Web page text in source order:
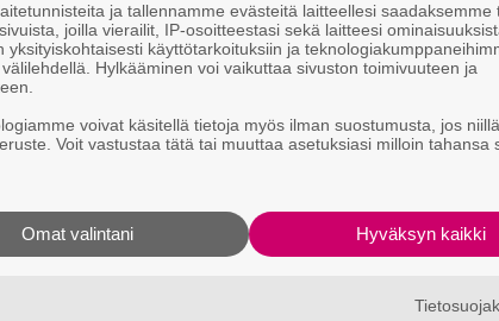
perjantaina 14. toukokuuta
ja tallennamme evästeitä laitteellesi saadaksemme
joilla vierailit, IP-osoitteestasi sekä laitteesi
yksityiskohtaisesti käyttötarkoituksiin ja
Hylkääminen voi vaikuttaa sivuston toimivuuteen ja
voivat käsitellä tietoja myös ilman suostumusta, jos
Voit vastustaa tätä tai muuttaa asetuksiasi milloin tahansa
Hyväksyn kaikki
Omat valintani